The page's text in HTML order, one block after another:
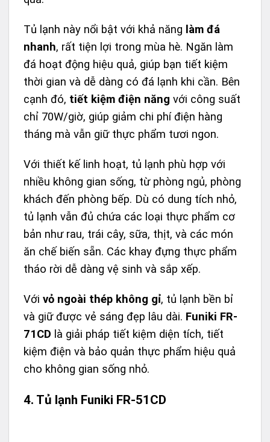
Tủ lạnh này nổi bật với khả năng làm đá
nhanh, rất tiện lợi trong mùa hè. Ngăn làm
đá hoạt động hiệu quả, giúp bạn tiết kiệm
thời gian và dễ dàng có đá lạnh khi cần. Bên
cạnh đó, tiết kiệm điện năng với công suất
chỉ 70W/giờ, giúp giảm chi phí điện hàng
tháng mà vẫn giữ thực phẩm tươi ngon.
Với thiết kế linh hoạt, tủ lạnh phù hợp với
nhiều không gian sống, từ phòng ngủ, phòng
khách đến phòng bếp. Dù có dung tích nhỏ,
tủ lạnh vẫn đủ chứa các loại thực phẩm cơ
bản như rau, trái cây, sữa, thịt, và các món
ăn chế biến sẵn. Các khay đựng thực phẩm
tháo rời dễ dàng vệ sinh và sắp xếp.
Với vỏ ngoài thép không gỉ, tủ lạnh bền bỉ
và giữ được vẻ sáng đẹp lâu dài. Funiki FR-
71CD là giải pháp tiết kiệm diện tích, tiết
kiệm điện và bảo quản thực phẩm hiệu quả
cho không gian sống nhỏ.
4. Tủ lạnh Funiki FR-51CD